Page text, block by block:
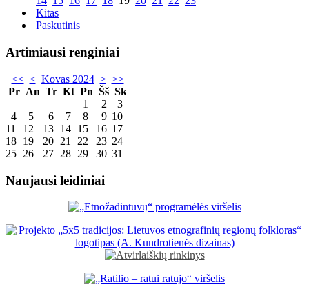
Kitas
Paskutinis
Artimiausi renginiai
<< < Kovas 2024 > >>
Pr An Tr Kt Pn Šš Sk
1
2
3
4
5 6 7 8 9 10
11
12 13 14 15 16 17
18 19 20 21 22 23 24
25 26 27 28 29 30 31
Naujausi leidiniai